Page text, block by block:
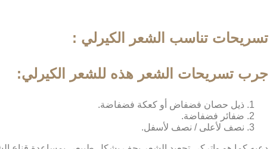
تسريحات تناسب الشعر الكيرلي :
جرب تسريحات الشعر هذه للشعر الكيرلي:
ذيل حصان فضفاض أو كعكة فضفاضة.
ضفائر فضفاضة.
نصف لأعلى / نصف لأسفل.